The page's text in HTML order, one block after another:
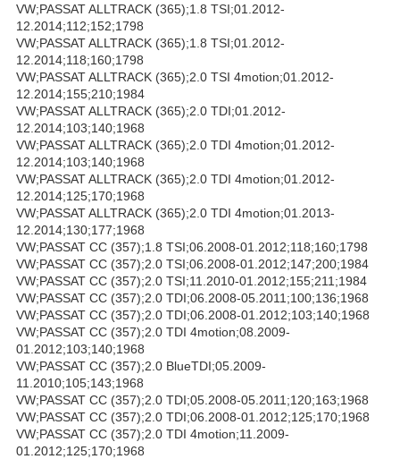
VW;PASSAT ALLTRACK (365);1.8 TSI;01.2012-
12.2014;112;152;1798
VW;PASSAT ALLTRACK (365);1.8 TSI;01.2012-
12.2014;118;160;1798
VW;PASSAT ALLTRACK (365);2.0 TSI 4motion;01.2012-
12.2014;155;210;1984
VW;PASSAT ALLTRACK (365);2.0 TDI;01.2012-
12.2014;103;140;1968
VW;PASSAT ALLTRACK (365);2.0 TDI 4motion;01.2012-
12.2014;103;140;1968
VW;PASSAT ALLTRACK (365);2.0 TDI 4motion;01.2012-
12.2014;125;170;1968
VW;PASSAT ALLTRACK (365);2.0 TDI 4motion;01.2013-
12.2014;130;177;1968
VW;PASSAT CC (357);1.8 TSI;06.2008-01.2012;118;160;1798
VW;PASSAT CC (357);2.0 TSI;06.2008-01.2012;147;200;1984
VW;PASSAT CC (357);2.0 TSI;11.2010-01.2012;155;211;1984
VW;PASSAT CC (357);2.0 TDI;06.2008-05.2011;100;136;1968
VW;PASSAT CC (357);2.0 TDI;06.2008-01.2012;103;140;1968
VW;PASSAT CC (357);2.0 TDI 4motion;08.2009-
01.2012;103;140;1968
VW;PASSAT CC (357);2.0 BlueTDI;05.2009-
11.2010;105;143;1968
VW;PASSAT CC (357);2.0 TDI;05.2008-05.2011;120;163;1968
VW;PASSAT CC (357);2.0 TDI;06.2008-01.2012;125;170;1968
VW;PASSAT CC (357);2.0 TDI 4motion;11.2009-
01.2012;125;170;1968